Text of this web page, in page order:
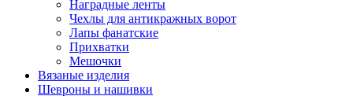
Наградные ленты
Чехлы для антикражных ворот
Лапы фанатские
Прихватки
Мешочки
Вязаные изделия
Шевроны и нашивки